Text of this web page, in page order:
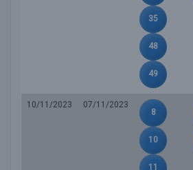
35
48
49
10/11/2023
07/11/2023
8
10
11